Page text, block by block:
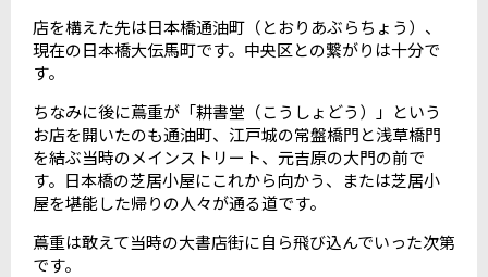
店を構えた先は日本橋通油町（とおりあぶらちょう）、
現在の日本橋大伝馬町です。中央区との繋がりは十分で
す。
ちなみに後に蔦重が「耕書堂（こうしょどう）」という
お店を開いたのも通油町、江戸城の常盤橋門と浅草橋門
を結ぶ当時のメインストリート、元吉原の大門の前で
す。日本橋の芝居小屋にこれから向かう、または芝居小
屋を堪能した帰りの人々が通る道です。
蔦重は敢えて当時の大書店街に自ら飛び込んでいった次第
です。